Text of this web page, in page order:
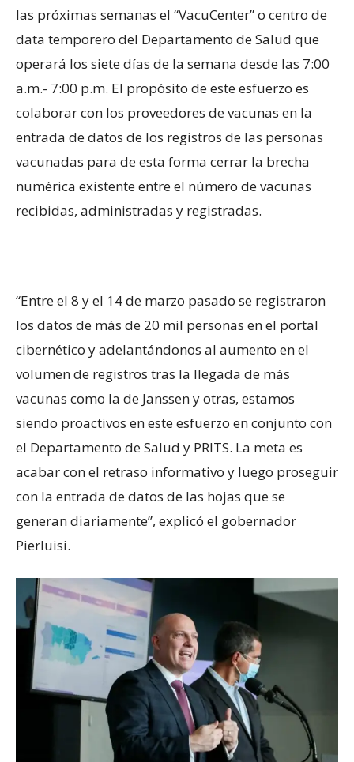
las próximas semanas el “VacuCenter” o centro de
data temporero del Departamento de Salud que
operará los siete días de la semana desde las 7:00
a.m.- 7:00 p.m. El propósito de este esfuerzo es
colaborar con los proveedores de vacunas en la
entrada de datos de los registros de las personas
vacunadas para de esta forma cerrar la brecha
numérica existente entre el número de vacunas
recibidas, administradas y registradas.
“Entre el 8 y el 14 de marzo pasado se registraron
los datos de más de 20 mil personas en el portal
cibernético y adelantándonos al aumento en el
volumen de registros tras la llegada de más
vacunas como la de Janssen y otras, estamos
siendo proactivos en este esfuerzo en conjunto con
el Departamento de Salud y PRITS. La meta es
acabar con el retraso informativo y luego proseguir
con la entrada de datos de las hojas que se
generan diariamente”, explicó el gobernador
Pierluisi.